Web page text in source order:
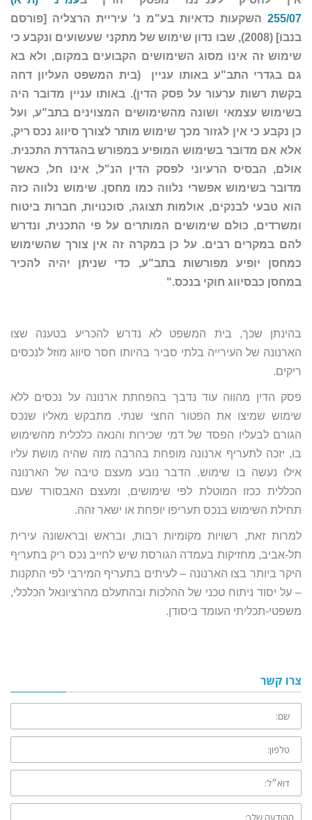
255/07 השקעות כדאיות בע"מ נ' עיריית הרצליה [פורסם
בנבו] (2008), שבו נדון שימוש של מתקני שעשועים ונקבע כי
שימוש זה אינו מסוג השימושים הקבועים במקום, ולא בא
גם בגדרי התב"ע באותו עניין (בית המשפט העליון דחה
בקשת רשות ערעור על פסק הדין). באותו עניין מדובר היה
בשימוש עצמאי ושונה מהשימושים המצוינים בתב"ע, ועל
כן נקבע כי אין לגזור מכך שימוש מותר לצורך סיווג נכס ריק,
אלא אם מדובר בשימוש המופיע במפורש בהגדרת התכנית.
אולם, הבסיס הרעיוני לפסק הדין הנ"ל, אינו חל, כאשר
מדובר בשימוש אפשרי נלווה כמו מחסן. שימוש נלווה כזה
הוא טבעי לבנקים, אולמות תצוגה, סוכנויות, חברות ביטוח
ומשרדים, כולם שימושים המותרים על פי התכנית, ונדרש
להם במקרים רבים. על כן במקרה זה אין צורך שהשימוש
כמחסן יופיע מפורשות בתב"ע, כדי שניתן יהיה להכיר
במחסן כבסיווג חוקי בנכס."
בהינתן שכך, בית המשפט לא נדרש להכריע בטענה שצו
הארנונה של העירייה בלתי סביר בהיותו חסר סיווג מוזל לנכסים
ריקים.
פסק הדין מהווה עוד נדבך בהפחתת ארנונה על נכסים ללא
שימוש שמיצו את הפטור החצי שנתי. מתבקש מאליו שנכס
הגורם לבעליו הפסד של דמי שכירות והנאה כלכלית מהשימוש
בו, יזכה לתעריף ארנונה מופחת בהרבה מזה שהיה מושת עליו
אילו נעשה בו שימוש. הדבר נובע מעצם טיבה של הארנונה
הכללית ככזו המוטלת לפי שימושים, ומעצם האבסורד שעם
תחילת השימוש בנכס תעריפו יופחת או ישאר זהה.
למרות זאת, רשויות מקומיות רבות, ובראש ובראשונה עירית
תל-אביב, מחזיקות בעמדה הגורסת שיש לחייב נכס ריק בתעריף
היקר ביותר בצו הארנונה – לעיתים בתעריף המירבי לפי התקנות
– על יסוד ניתוח טכני של ההלכות ובהתעלם מהרציונאל הכלכלי,
משפטי-תכליתי העומד ביסודן.
צרו קשר
שם:
טלפון:
דוא״ל:
ההודעה
שלך: